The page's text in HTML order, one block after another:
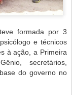
formada por 3
e técnicos
à ação, a Primeira
secretários,
do governo no